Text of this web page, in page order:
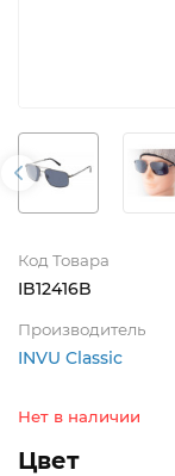
Код Товара
IB12416B
Производитель
INVU Classic
Нет в наличии
Цвет